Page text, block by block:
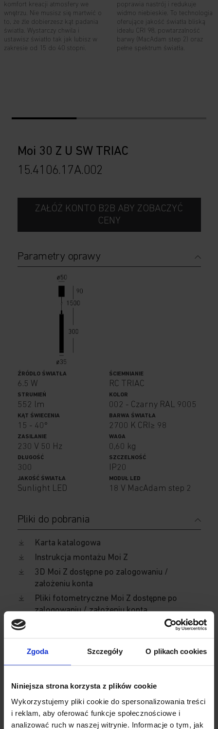
Zgoda Szczegóły O plikach cookies
Niniejsza strona korzysta z plików cookie
Wykorzystujemy pliki cookie do spersonalizowania treści
i reklam, aby oferować funkcje społecznościowe i
analizować ruch w naszej witrynie. Informacje o tym, jak
komfort kreacji atmosfery we
wnętrzu. Nie musisz się martwić o
to, że źle dobierzesz kąt padania
światła. Wystarczy chwila i
ustawisz światło tak jak lubisz w
zakresie od 15 do 40 stopni.
poprawia nastrój i redukuje
widmo niebieskie. To technologia
oferujące jakość światła bliską
ideału CRI 98, powtarzalność
barwy (MacAdam step 2) oraz
pełne spektrum światła.
Moi 30 Z U SW TRIAC
15.4106.17A.002
ZAŁÓŻ KONTO B2B ABY ZOBACZYĆ
CENY
Parametry oprawy
ŹRÓDŁO ŚWIATŁA
6.5 W
ŚCIEMNIANIE
RC TRIAC
STRUMIEŃ
552 lm
KOLOR
002 - Czarny RAL 9005
KĄT ŚWIECENIA
15 - 40°
BARWA ŚWIATŁA
2700 K CRI≥ 98
ZASILANIE
230 V 50 Hz
WAGA
0,60 kg
DŁUGOŚĆ
300
SZCZELNOŚĆ
IP20
JAKOŚĆ ŚWIATŁA
Sunlight LED
MODUŁ LED
18 V MacAdam step 2
Pliki do pobrania
Karta katalogowa
Instrukcja montażu Moi Z
3D Moi Z dostępne po zalogowaniu /
założeniu konta
Pliki fotometryczne Moi Z dostępne po
zalogowaniu / założeniu konta
Warunki i ograniczenia gwarancji
Więcej z serii